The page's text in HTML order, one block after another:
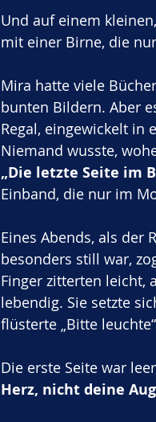
Und auf einem
mit einer Birne, die
Mira hatte viele
bunten Bildern. Aber
Regal, eingewickelt in
Niemand wusste,
„Die letzte Seite im
Einband, die nur im
Eines Abends, als der
besonders still war,
Finger zitterten leicht,
lebendig. Sie setzte
flüsterte „Bitte
Die erste Seite war
Herz, nicht deine